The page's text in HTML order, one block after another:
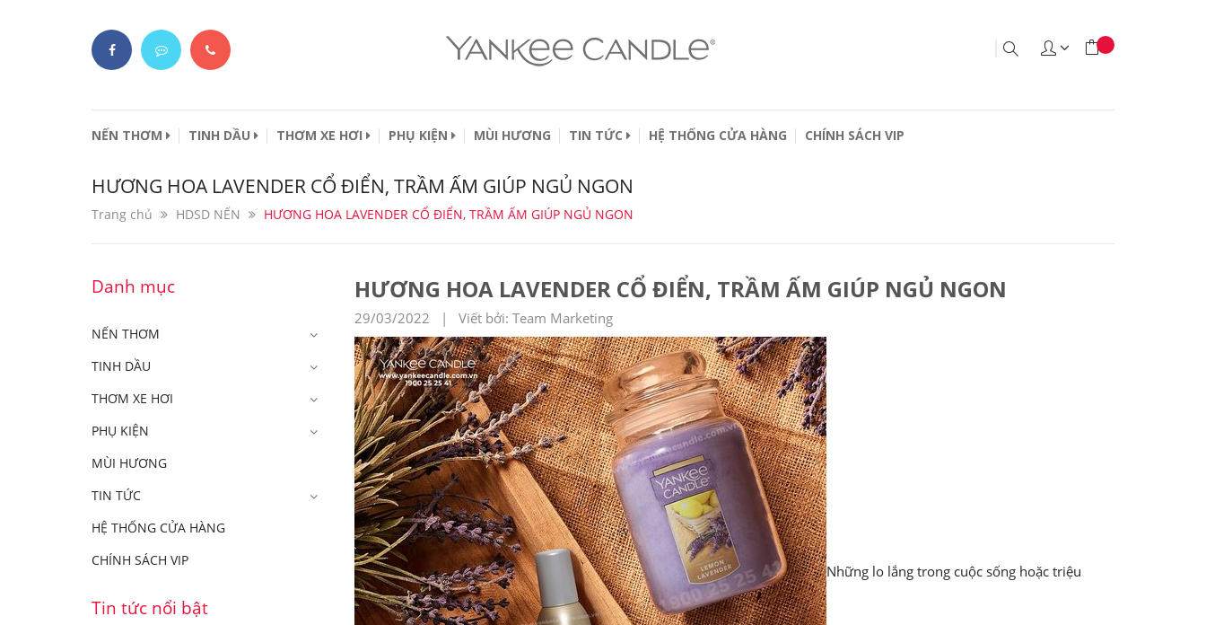
NẾN THƠM TINH DẦU THƠM XE HƠI PHỤ KIỆN MÙI HƯƠNG TIN TỨC HỆ THỐNG CỬA HÀNG CHÍNH SÁCH VIP
HƯƠNG HOA LAVENDER CỔ ĐIỂN, TRẦM ẤM GIÚP NGỦ NGON
Trang chủ HDSD NẾN HƯƠNG HOA LAVENDER CỔ ĐIỂN, TRẦM ẤM GIÚP NGỦ NGON
HƯƠNG HOA LAVENDER CỔ ĐIỂN, TRẦM ẤM GIÚP NGỦ NGON
29/03/2022 | Viết bởi: Team Marketing
Những lo lắng trong cuộc sống hoặc triệu
Danh mục
NẾN THƠM
TINH DẦU
THƠM XE HƠI
PHỤ KIỆN
MÙI HƯƠNG
TIN TỨC
HỆ THỐNG CỬA HÀNG
CHÍNH SÁCH VIP
Tin tức nổi bật